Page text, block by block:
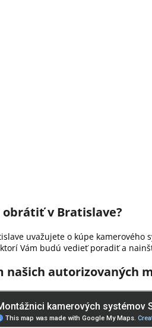
obrátiť v Bratislave?
uvažujete o kúpe kamerového
Vám budú vedieť poradiť a
našich autorizovaných